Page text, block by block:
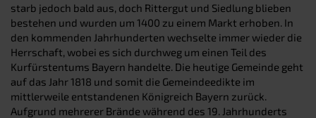
starb jedoch bald aus, doch Rittergut und Siedlung blieben
bestehen und wurden um 1400 zu einem Markt erhoben. In
den kommenden Jahrhunderten wechselte immer wieder die
Herrschaft, wobei es sich durchweg um einen Teil des
Kurfürstentums Bayern handelte. Die heutige Gemeinde geht
auf das Jahr 1818 und somit die Gemeindeedikte im
mittlerweile entstandenen Königreich Bayern zurück.
Aufgrund mehrerer Brände während des 19. Jahrhunderts